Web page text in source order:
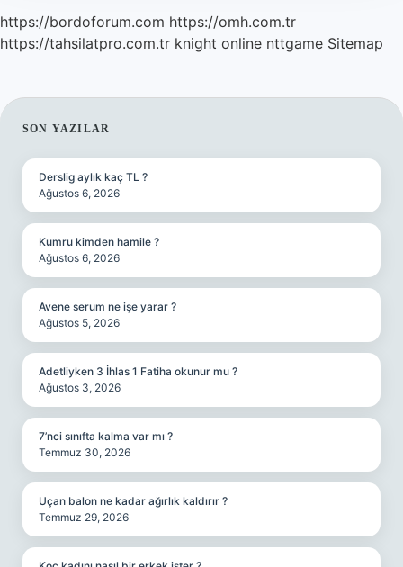
https://bordoforum.com https://omh.com.tr
https://tahsilatpro.com.tr knight online nttgame Sitemap
SIDEBAR
SON YAZILAR
Derslig aylık kaç TL ?
Ağustos 6, 2026
Kumru kimden hamile ?
Ağustos 6, 2026
Avene serum ne işe yarar ?
Ağustos 5, 2026
Adetliyken 3 İhlas 1 Fatiha okunur mu ?
Ağustos 3, 2026
7’nci sınıfta kalma var mı ?
Temmuz 30, 2026
Uçan balon ne kadar ağırlık kaldırır ?
Temmuz 29, 2026